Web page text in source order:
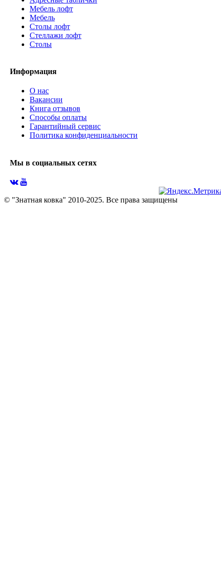
Мебель лофт
Мебель
Столы лофт
Стеллажи лофт
Cтолы
Информация
О нас
Вакансии
Книга отзывов
Способы оплаты
Гарантийный сервис
Политика конфиденциальности
Мы в социальных сетях
© "Знатная ковка" 2010-2025. Все права защищены